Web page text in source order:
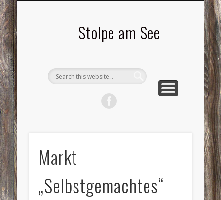
Stolpe am See
Markt
„Selbstgemachtes“